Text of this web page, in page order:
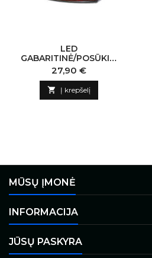
LED
GABARITINĖ/POSŪKIO
LEMPUTĖ, ADR, CAT.5,
IP6K9K, 10–32V, 0.5M
LAIDAS
Kaina
27,90 €
 Į krepšelį
MŪSŲ ĮMONĖ
INFORMACIJA
JŪSŲ PASKYRA